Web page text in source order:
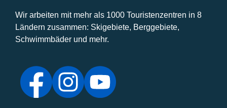
Wir arbeiten mit mehr als 1000 Touristenzentren in 8
Ländern zusammen: Skigebiete, Berggebiete,
Schwimmbäder und mehr.